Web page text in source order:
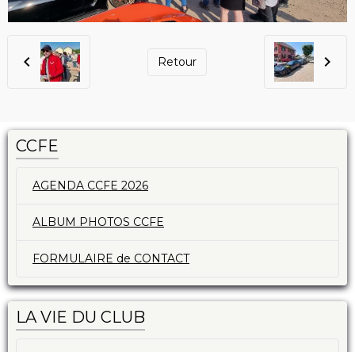
Retour
CCFE
AGENDA CCFE 2026
ALBUM PHOTOS CCFE
FORMULAIRE de CONTACT
LA VIE DU CLUB